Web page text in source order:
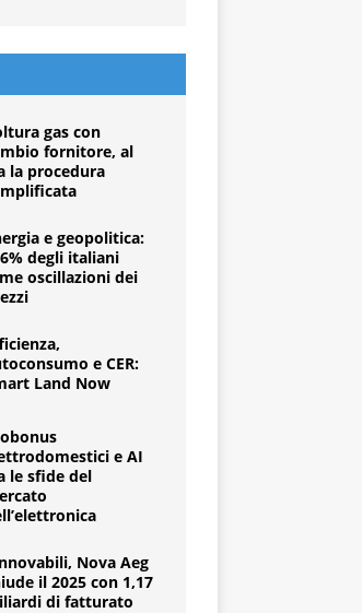
gas con
fornitore, al
la procedura
e geopolitica:
degli italiani
oscillazioni dei
e CER:
Land Now
e AI
le sfide del
Nova Aeg
il 2025 con 1,17
di fatturato